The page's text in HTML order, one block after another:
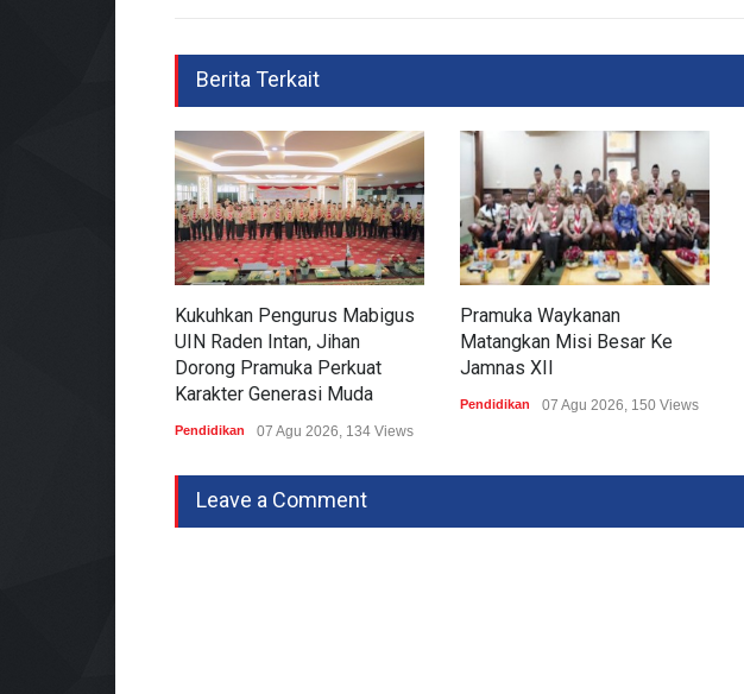
Berita Terkait
Kukuhkan Pengurus Mabigus
UIN Raden Intan, Jihan
Dorong Pramuka Perkuat
Karakter Generasi Muda
Pendidikan 07 Agu 2026, 134 Views
Pramuka Waykanan
Matangkan Misi Besar Ke
Jamnas XII
Pendidikan 07 Agu 2026, 150 Views
Leave a Comment